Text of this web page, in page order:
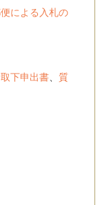
による入札の
下申出書、 質